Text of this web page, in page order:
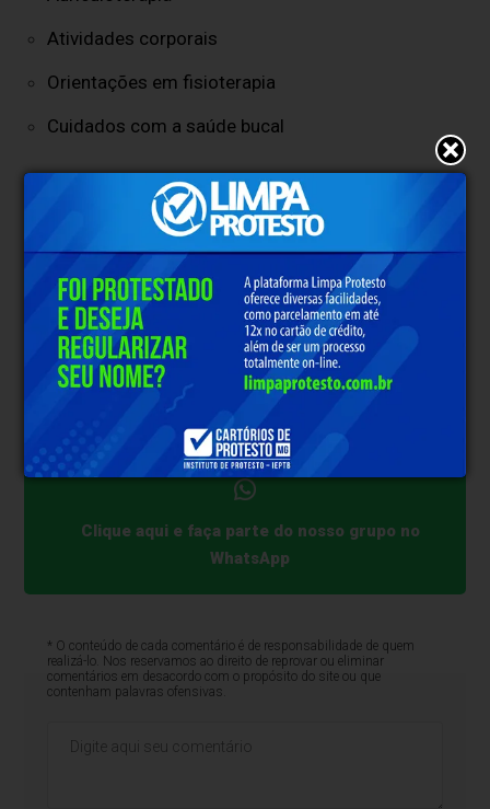
Atividades corporais
Orientações em fisioterapia
Cuidados com a saúde bucal
A expectativa é reunir trabalhadores de diferentes
setores da cidade, promovendo conscientização,
qualidade de vida e acesso facilitado aos serviços
básicos de saúde.
A Secretaria Municipal de Saúde destaca que ações
preventivas como essa são fundamentais para
incentivar hábitos saudáveis e contribuir para a
melhoria da saúde física e emocional da população
trabalhadora de Sabará.
Clique aqui e faça parte do nosso grupo no
WhatsApp
* O conteúdo de cada comentário é de responsabilidade de quem
realizá-lo. Nos reservamos ao direito de reprovar ou eliminar
comentários em desacordo com o propósito do site ou que
contenham palavras ofensivas.